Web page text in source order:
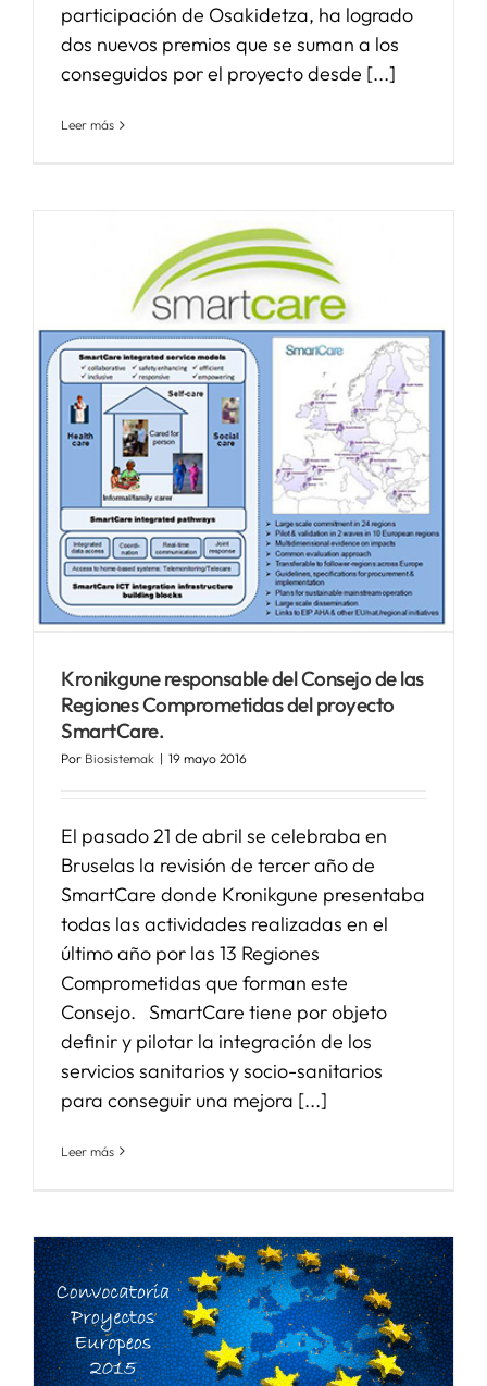
participación de Osakidetza, ha logrado
dos nuevos premios que se suman a los
conseguidos por el proyecto desde [...]
Leer más
Kronikgune responsable del Consejo de las
Regiones Comprometidas del proyecto
SmartCare.
Por Biosistemak | 19 mayo 2016
El pasado 21 de abril se celebraba en
Bruselas la revisión de tercer año de
SmartCare donde Kronikgune presentaba
todas las actividades realizadas en el
último año por las 13 Regiones
Comprometidas que forman este
Consejo. SmartCare tiene por objeto
definir y pilotar la integración de los
servicios sanitarios y socio-sanitarios
para conseguir una mejora [...]
Leer más